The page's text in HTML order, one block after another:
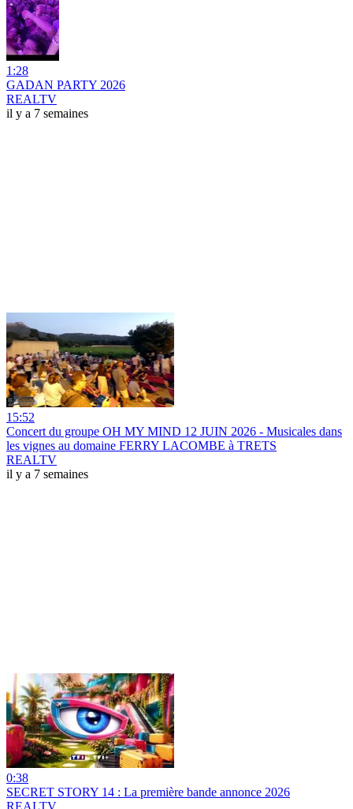
1:28
GADAN PARTY 2026
REALTV
il y a 7 semaines
15:52
Concert du groupe OH MY MIND 12 JUIN 2026 - Musicales dans
les vignes au domaine FERRY LACOMBE à TRETS
REALTV
il y a 7 semaines
0:38
SECRET STORY 14 : La première bande annonce 2026